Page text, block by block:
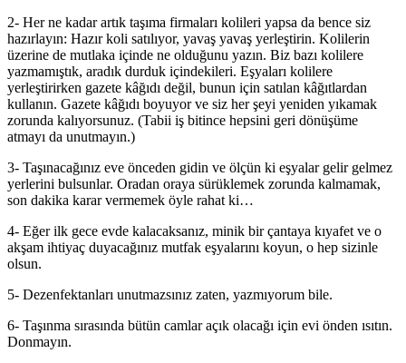
2- Her ne kadar artık taşıma firmaları kolileri yapsa da bence siz
hazırlayın: Hazır koli satılıyor, yavaş yavaş yerleştirin. Kolilerin
üzerine de mutlaka içinde ne olduğunu yazın. Biz bazı kolilere
yazmamıştık, aradık durduk içindekileri. Eşyaları kolilere
yerleştirirken gazete kâğıdı değil, bunun için satılan kâğıtlardan
kullanın. Gazete kâğıdı boyuyor ve siz her şeyi yeniden yıkamak
zorunda kalıyorsunuz. (Tabii iş bitince hepsini geri dönüşüme
atmayı da unutmayın.)
3- Taşınacağınız eve önceden gidin ve ölçün ki eşyalar gelir gelmez
yerlerini bulsunlar. Oradan oraya sürüklemek zorunda kalmamak,
son dakika karar vermemek öyle rahat ki…
4- Eğer ilk gece evde kalacaksanız, minik bir çantaya kıyafet ve o
akşam ihtiyaç duyacağınız mutfak eşyalarını koyun, o hep sizinle
olsun.
5- Dezenfektanları unutmazsınız zaten, yazmıyorum bile.
6- Taşınma sırasında bütün camlar açık olacağı için evi önden ısıtın.
Donmayın.